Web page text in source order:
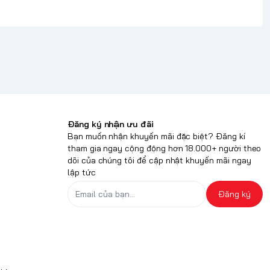
Đăng ký nhận ưu đãi
Bạn muốn nhận khuyến mãi đặc biệt? Đăng kí
tham gia ngay cộng động hơn 18.000+ người theo
dõi của chúng tôi để cập nhật khuyến mãi ngay
lập tức
Đăng ký